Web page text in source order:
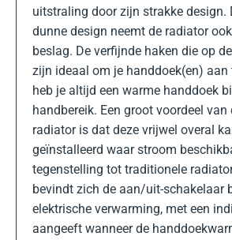
uitstraling door zijn strakke design.
dunne design neemt de radiator
beslag. De verfijnde haken die op
zijn ideaal om je handdoek(en) aan
heb je altijd een warme handdoek
handbereik. Een groot voordeel van
radiator is dat deze vrijwel overal
geïnstalleerd waar stroom
tegenstelling tot traditionele
bevindt zich de aan/uit-schakelaar
elektrische verwarming, met een
aangeeft wanneer de